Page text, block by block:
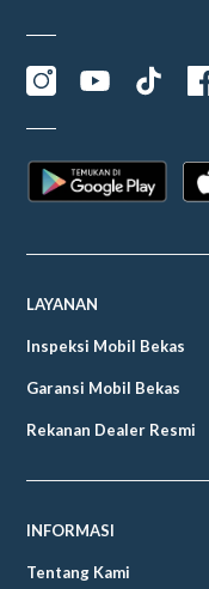
LAYANAN
Inspeksi Mobil Bekas
Garansi Mobil Bekas
Rekanan Dealer Resmi
INFORMASI
Tentang Kami